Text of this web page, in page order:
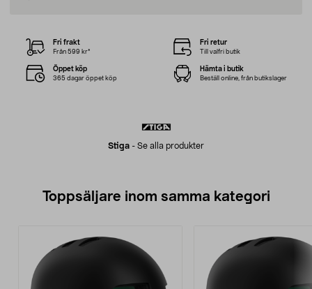
Stiga - Se alla produkter
Fri frakt
Från 599 kr*
Fri retur
Till valfri butik
Öppet köp
365 dagar öppet köp
Hämta i butik
Beställ online, från butikslager
Toppsäljare inom samma kategori